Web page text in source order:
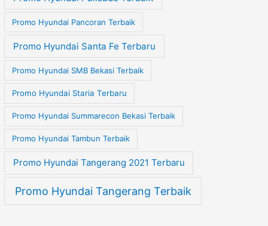
Promo Hyundai Pancoran Terbaik
Promo Hyundai Santa Fe Terbaru
Promo Hyundai SMB Bekasi Terbaik
Promo Hyundai Staria Terbaru
Promo Hyundai Summarecon Bekasi Terbaik
Promo Hyundai Tambun Terbaik
Promo Hyundai Tangerang 2021 Terbaru
Promo Hyundai Tangerang Terbaik